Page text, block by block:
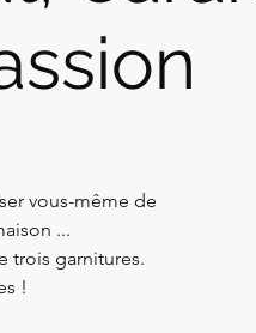
vous-même de
...
trois garnitures.
!